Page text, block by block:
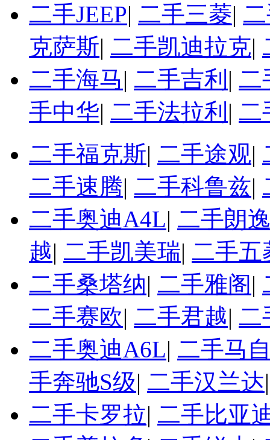
二手JEEP| 二手三菱|
克萨斯| 二手凯迪拉克|
二手海马| 二手吉利 | 二
手中华| 二手法拉利 | 二
二手福克斯| 二手途观|
二手速腾| 二手科鲁兹|
二手奥迪A4L| 二手朗
越| 二手凯美瑞| 二手五
二手桑塔纳| 二手雅阁|
二手赛欧| 二手君越| 二
二手奥迪A6L| 二手马
手奔驰S级| 二手汉兰达
二手卡罗拉| 二手比亚